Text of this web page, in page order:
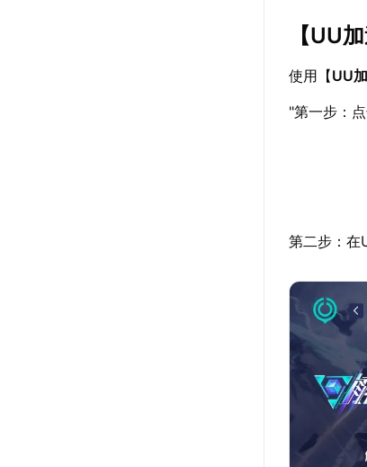
【UU
使用【UU
"第一步：
第二步：在